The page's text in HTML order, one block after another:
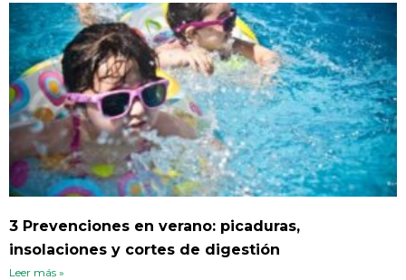
3 Prevenciones en verano: picaduras,
insolaciones y cortes de digestión
Leer más »
P
á
g
i
n
a
P
á
g
i
n
a
P
á
g
i
n
a
P
á
g
i
n
a
P
á
g
i
n
a
P
á
g
i
n
a
P
á
g
i
n
a
P
á
g
i
n
a
P
á
g
i
n
a